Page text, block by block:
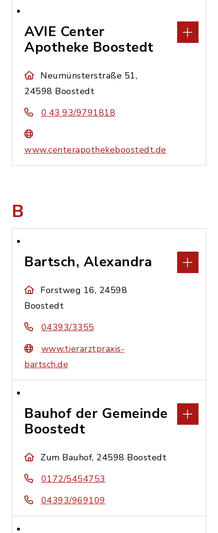
AVIE Center
Apotheke Boostedt
Neumünsterstraße 51,
24598 Boostedt
0 43 93/9791818
www.centerapothekeboostedt.de
B
Bartsch, Alexandra
Forstweg 16, 24598
Boostedt
04393/3355
www.tierarztpraxis-
bartsch.de
Bauhof der Gemeinde
Boostedt
Zum Bauhof, 24598 Boostedt
0172/5454753
04393/969109